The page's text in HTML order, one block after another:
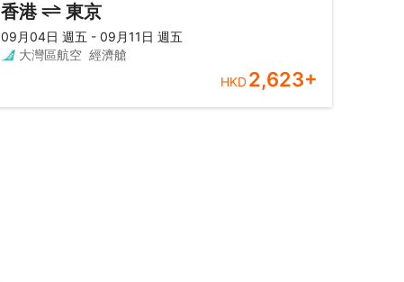
香港 東京
09月04日 週五 - 09月11日 週五
大灣區航空 經濟艙
HKD2,623+